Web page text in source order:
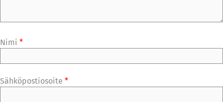
Nimi *
Sähköpostiosoite *